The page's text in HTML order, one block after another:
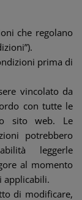
che regolano
prima di
vincolato da
con tutte le
sito web. Le
potrebbero
leggerle
al momento
applicabili.
di modificare,